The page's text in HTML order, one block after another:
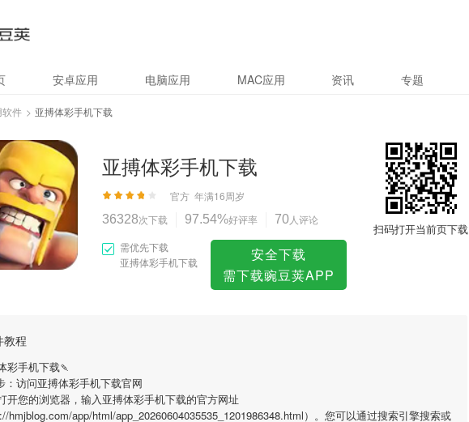
安卓应用 电脑应用 MAC应用 资讯 专题
软件 > 亚搏体彩手机下载
亚搏体彩手机下载
官方 年满16周岁
36328次下载 97.54%好评率 70人评论
需优先下载
亚搏体彩手机下载
安全下载
需下载豌豆荚APP
扫码打开当前页下载
教程
彩手机下载🍡
：访问亚搏体彩手机下载官网
开您的浏览器，输入亚搏体彩手机下载的官方网址
hmjblog.com/app/html/app_20260604035535_1201986348.html）。您可以通过搜索引擎搜索或